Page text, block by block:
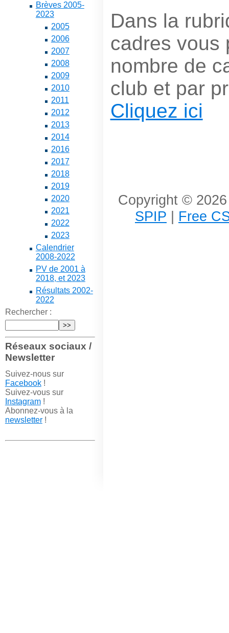
Brèves 2005-
2023
2005
2006
2007
2008
2009
2010
2011
2012
2013
2014
2016
2017
2018
2019
2020
2021
2022
2023
Calendrier
2008-2022
PV de 2001 à
2018, et 2023
Résultats 2002-
2022
Rechercher :
Réseaux sociaux /
Newsletter
Suivez-nous sur
Facebook!
Suivez-vous sur
Instagram!
Abonnez-vous à la
newsletter!
Dans la
cadres vous
nombre de
club et par
Cliquez ici
Copyright ©
SPIP | Free